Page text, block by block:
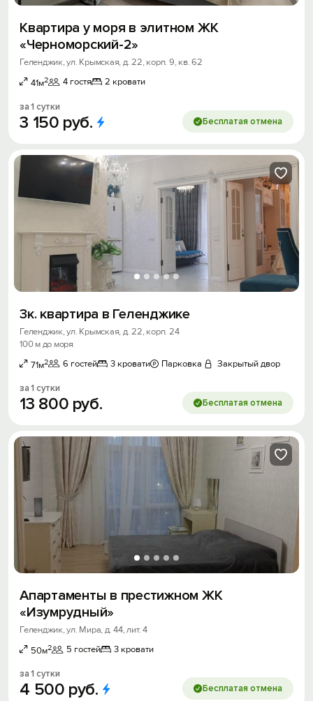
Квартира у моря в элитном ЖК
«Черноморский-2»
Геленджик, ул. Крымская, д. 22, корп. 9, кв. 62
41м2 4 гостя 2 кровати
за 1 сутки
3 150 руб. Бесплатая отмена
3к. квартира в Геленджике
Геленджик, ул. Крымская, д. 22, корп. 24
100 м до моря
71м2 6 гостей 3 кровати Парковка Закрытый двор
за 1 сутки
13 800 руб. Бесплатая отмена
Апapтaмeнты в престижном ЖК
«Изумpудный»
Геленджик, ул. Мира, д. 44, лит. 4
50м2 5 гостей 3 кровати
за 1 сутки
4 500 руб. Бесплатая отмена